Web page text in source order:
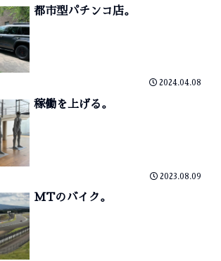
都市型パチンコ店。
2024.04.08
稼働を上げる。
2023.08.09
MTのバイク。